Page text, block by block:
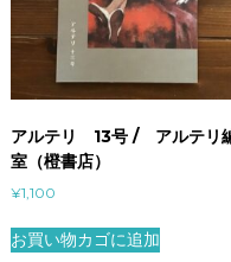
アルテリ 13号 / アルテリ
室（橙書店）
¥1,100
お買い物カゴに追加